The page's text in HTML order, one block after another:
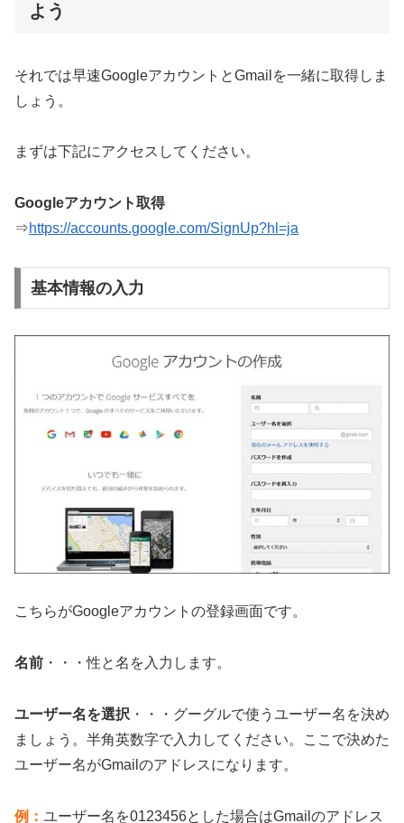
よう
それでは早速GoogleアカウントとGmailを一緒に取得しま
しょう。
まずは下記にアクセスしてください。
Googleアカウント取得
⇒https://accounts.google.com/SignUp?hl=ja
基本情報の入力
こちらがGoogleアカウントの登録画面です。
名前 ・・・性と名を入力します。
ユーザー名を選択 ・・・グーグルで使うユーザー名を決め
ましょう。半角英数字で入力してください。ここで決めた
ユーザー名がGmailのアドレスになります。
例： ユーザー名を0123456とした場合はGmailのアドレス